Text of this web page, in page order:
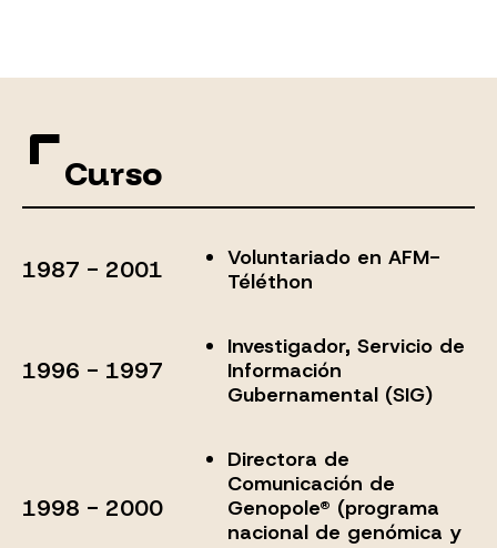
Curso
1987 - 2001
Voluntariado en AFM-
Téléthon
1996 - 1997
Investigador, Servicio de
Información
Gubernamental (SIG)
1998 - 2000
Directora de
Comunicación de
Genopole® (programa
nacional de genómica y